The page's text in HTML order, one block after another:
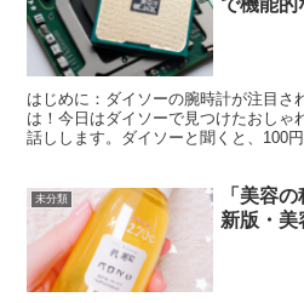
はじめに：ダイソーの腕時計が注目さ
は！今日はダイソーで見つけたおしゃ
話しします。ダイソーと聞くと、100
未分類
「美容
新版・美